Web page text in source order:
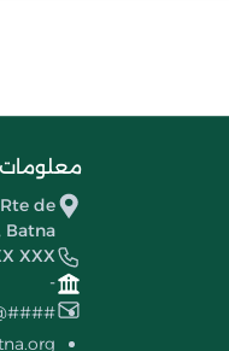
معلومات
de
Batna
XXX
-